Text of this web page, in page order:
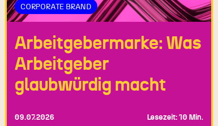
CORPORATE BRAND
Arbeitgebermarke: Was
Arbeitgeber
glaubwürdig macht
09.07.2026 Lesezeit: 10 Min.